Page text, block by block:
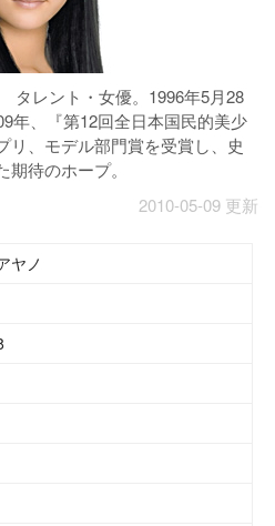
レント・女優。1996年5月28
年、『第12回全日本国民的美少
リ、モデル部門賞を受賞し、史
待のホープ。
2010-05-09 更新
ヤノ